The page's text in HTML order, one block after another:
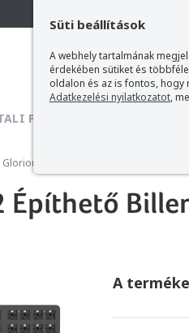
Süti beállítások
A webhely tartalmának
érdekében sütiket és
oldalon és az is fontos, hogy
Adatkezelési nyilatkozatot,
PC
Glorious Billentyűzetek
Építhető
A